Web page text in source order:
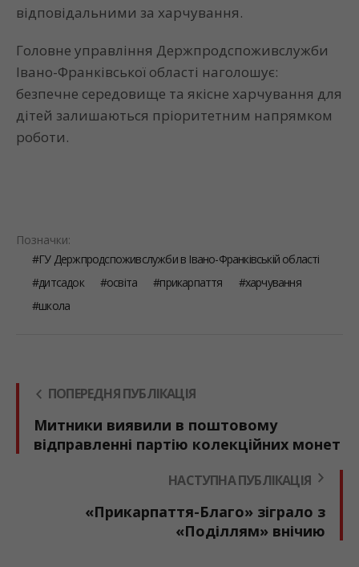
відповідальними за харчування.
Головне управління Держпродспоживслужби
Івано-Франківської області наголошує:
безпечне середовище та якісне харчування для
дітей залишаються пріоритетним напрямком
роботи.
Позначки:
ГУ Держпродспоживслужби в Івано-Франківській області
дитсадок
освіта прикарпаття
харчування
школа
ПОПЕРЕДНЯ ПУБЛІКАЦІЯ
Митники виявили в поштовому
відправленні партію колекційних монет
НАСТУПНА ПУБЛІКАЦІЯ
«Прикарпаття-Благо» зіграло з
«Поділлям» внічию